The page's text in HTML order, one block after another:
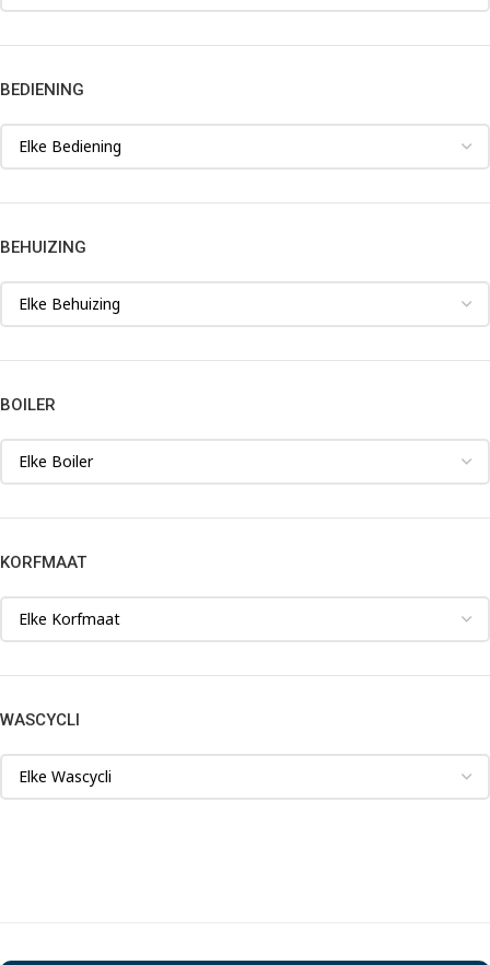
BEDIENING
BEHUIZING
BOILER
KORFMAAT
WASCYCLI